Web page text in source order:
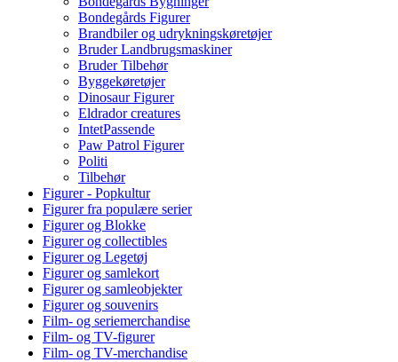
Bondegårds Figurer
Brandbiler og udrykningskøretøjer
Bruder Landbrugsmaskiner
Bruder Tilbehør
Byggekøretøjer
Dinosaur Figurer
Eldrador creatures
IntetPassende
Paw Patrol Figurer
Politi
Tilbehør
Figurer - Popkultur
Figurer fra populære serier
Figurer og Blokke
Figurer og collectibles
Figurer og Legetøj
Figurer og samlekort
Figurer og samleobjekter
Figurer og souvenirs
Film- og seriemerchandise
Film- og TV-figurer
Film- og TV-merchandise